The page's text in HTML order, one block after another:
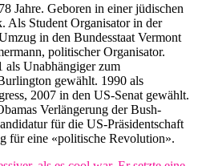
78 Jahre. Geboren in einer jüdischen
Student Organisator in der
in den Bundesstaat Vermont
politischer Organisator.
als Unabhängiger zum
gewählt. 1990 als
2007 in den US-Senat gewählt.
Verlängerung der Bush-
für die US-Präsidentschaft
für eine «politische Revolution».